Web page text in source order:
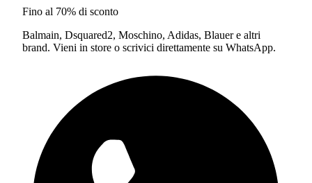
Fino al 70% di sconto
Balmain, Dsquared2, Moschino, Adidas, Blauer e altri
brand. Vieni in store o scrivici direttamente su WhatsApp.